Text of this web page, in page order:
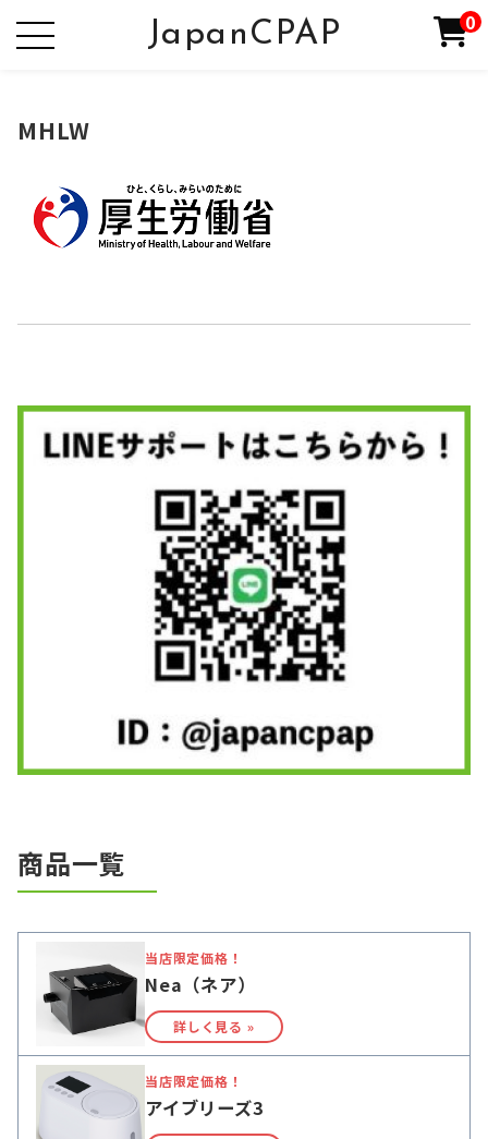
JapanCPAP 0
MHLW
商品一覧
当店限定価格！
Nea（ネア）
詳しく見る »
当店限定価格！
アイブリーズ3